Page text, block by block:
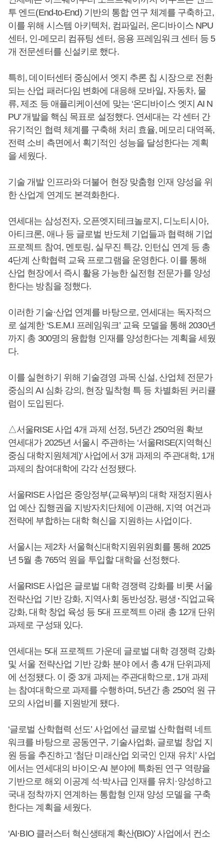
투 엔드(End-to-End) 기반의 통합 연구 체계를 구축하고,
이를 위해 시스템 아키텍처, 컴파일러, 온디바이스 NPU
센터, 인-메모리 컴퓨팅 센터, 응용 프레임워크 센터 등 5
개 전문센터를 신설키로 했다.
특히, 데이터센터 중심에서 엣지 추론 칩 시장으로 전환
되는 산업 패러다임 변화에 대응해 모바일, 자동차, 물
류, 제조 등 애플리케이션에 맞는 ‘온디바이스 엣지 AI N
PU’ 개발을 핵심 목표로 설정했다. 연세대는 각 센터 간
유기적인 협력 체계를 구축해 처리 효율, 메모리 대역폭,
전력 소비 측면에서 획기적인 성능을 달성한다는 계획
을 세웠다.
기술 개발 인프라와 더불어 현장 맞춤형 인재 양성을 위
한 산업계 연계도 본격화한다.
연세대는 삼성전자, 오픈엣지테크놀로지, 디노티시아,
아티크론, 애나 등 글로벌 반도체 기업들과 협력해 기업
프로젝트 참여, 멘토링, 실무진 특강, 인턴십 연계 등 총
4단계 산학협력 교육 프로그램을 운영한다. 이를 통해
산업 현장에서 즉시 활용 가능한 실전형 전문가를 양성
한다는 방침을 정했다.
이러한 기술·산업 연계를 바탕으로, 연세대는 독자적으
로 설계한 ‘S.E.M.I 프레임워크’ 교육 모델을 통해 2030년
까지 총 300명의 융합형 인재를 양성한다는 계획을 세웠
다.
이를 실현하기 위해 기술경영 과목 신설, 산업체 전문가
중심의 AI 심화 강의, 현장 밀착형 특 등 차별화된 커리큘
럼이 도입된다.
△서울RISE 사업 4개 과제 선정, 5년간 250억원 확보
연세대가 2025년 서울시 주관하는 ‘서울RISE(지역혁신
중심 대학지원체계)’ 사업에서 3개 과제의 주관대학, 1개
과제의 참여대학에 각각 선정됐다.
서울RISE 사업은 중앙정부(교육부)의 대학 재정지원사
업 예산 집행권을 지방자치단체에 이관해, 지역 여건과
전략에 부합하는 대학 혁신을 지원하는 사업이다.
서울시는 제2차 서울혁신대학지원위원회를 통해 2025
년 5월 총 765억 원을 투입할 대학을 선정했다.
서울RISE 사업은 글로벌 대학 경쟁력 강화를 비롯 서울
전략산업 기반 강화, 지역사회 동반성장, 평생･직업교육
강화, 대학 창업 육성 등 5대 프로젝트 아래 총 12개 단위
과제로 구성돼 있다.
연세대는 5대 프로젝트 가운데 글로벌 대학 경쟁력 강화
및 서울 전략산업 기반 강화 분야 에서 총 4개 단위과제
에 선정됐다. 이 중 3개 과제는 주관대학으로, 1개 과제
는 참여대학으로 과제를 수행하며, 5년간 총 250억 원 규
모의 사업비를 지원받게 됐다.
‘글로벌 산학협력 선도’ 사업에선 글로벌 산학협력 네트
워크를 바탕으로 공동연구, 기술사업화, 글로벌 창업 지
원 등을 추진하고 ‘첨단 미래산업 외국인 인재 유치’ 사업
에서는 연세대의 바이오·AI 분야에 특화된 연구 역량을
기반으로 해외 이공계 석·박사급 인재를 유치·양성하고
국내 정착까지 연계하는 통합형 인재 양성 모델을 구축
한다는 계획을 세웠다.
‘AI·BIO 클러스터 혁신생태계 확산(BIO)’ 사업에서 컨소